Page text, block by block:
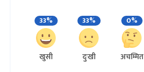
33%
खुसी
33%
दुःखी
0%
अचम्मित